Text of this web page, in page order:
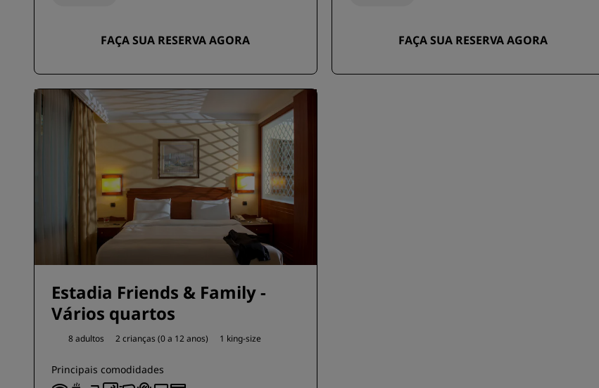
FAÇA SUA RESERVA AGORA FAÇA SUA RESERVA AGORA
Estadia Friends & Family -
Vários quartos
8 adultos 2 crianças (0 a 12 anos) 1 king-size
Principais comodidades